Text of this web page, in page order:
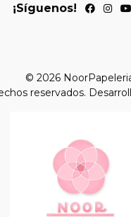
¡Síguenos!
© 2026
reservados.